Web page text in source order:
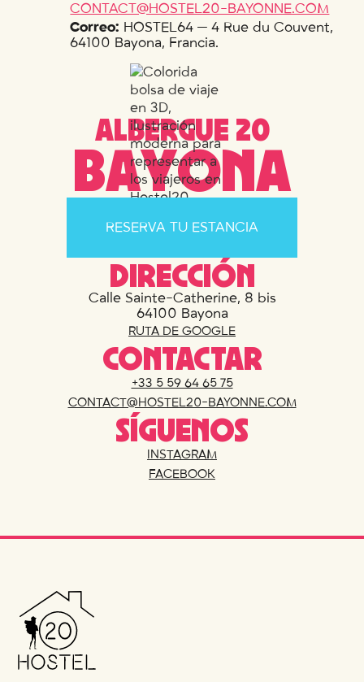
CONTACT@HOSTEL20-BAYONNE.COM
Correo: HOSTEL64 — 4 Rue du Couvent,
64100 Bayona, Francia.
ALBERGUE 20
BAYONA
RESERVA TU ESTANCIA
DIRECCIÓN
Calle Sainte-Catherine, 8 bis
64100 Bayona
RUTA DE GOOGLE
CONTACTAR
+33 5 59 64 65 75
CONTACT@HOSTEL20-BAYONNE.COM
SÍGUENOS
INSTAGRAM
FACEBOOK